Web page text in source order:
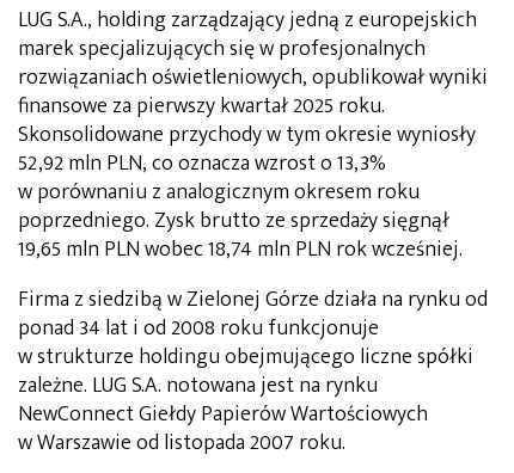
LUG S.A., holding zarządzający jedną z europejskich
marek specjalizujących się w profesjonalnych
rozwiązaniach oświetleniowych, opublikował wyniki
finansowe za pierwszy kwartał 2025 roku.
Skonsolidowane przychody w tym okresie wyniosły
52,92 mln PLN, co oznacza wzrost o 13,3%
w porównaniu z analogicznym okresem roku
poprzedniego. Zysk brutto ze sprzedaży sięgnął
19,65 mln PLN wobec 18,74 mln PLN rok wcześniej.
Firma z siedzibą w Zielonej Górze działa na rynku od
ponad 34 lat i od 2008 roku funkcjonuje
w strukturze holdingu obejmującego liczne spółki
zależne. LUG S.A. notowana jest na rynku
NewConnect Giełdy Papierów Wartościowych
w Warszawie od listopada 2007 roku.